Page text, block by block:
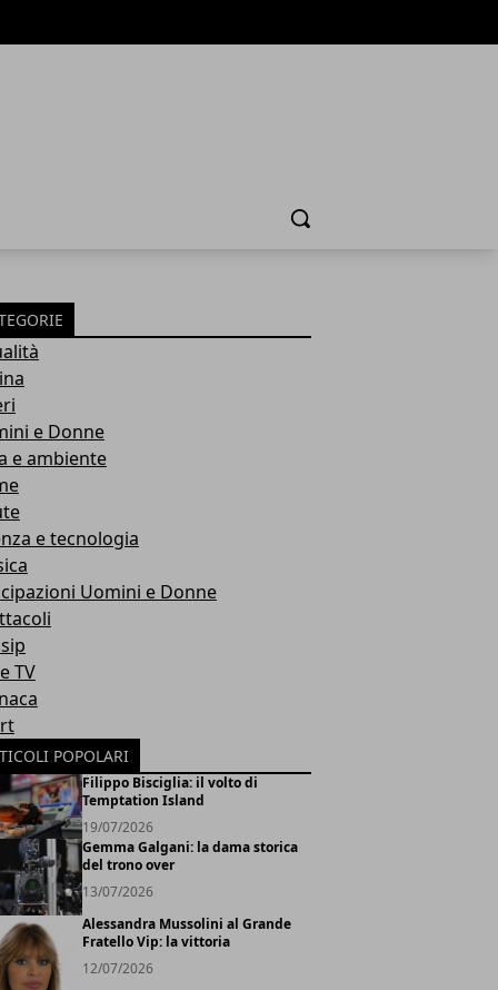
Cerca
e Donne
e ambiente
e tecnologia
Uomini e Donne
TV
POPOLARI
Filippo Bisciglia: il volto di
Temptation Island
19/07/2026
Gemma Galgani: la dama storica
del trono over
13/07/2026
Alessandra Mussolini al Grande
Fratello Vip: la vittoria
12/07/2026